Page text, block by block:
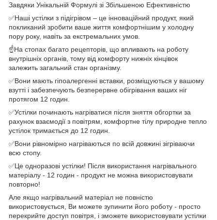
Завдяки Унікальній Формулі зі Збільшеною Ефективністю
✅Наші устілки з підігрівом – це інноваційний продукт, який
покликаний зробити ваше життя комфортнішим у холодну
пору року, навіть за екстремальних умов.
☝️На стопах багато рецепторів, що впливають на роботу
внутрішніх органів, тому від комфорту нижніх кінцівок
залежить загальний стан організму.
✅Вони мають гіпоалергенні вставки, розміщуються у вашому
взутті і забезпечують безперервне обігрівання ваших ніг
протягом 12 годин.
✅Устілки починають нагріватися після зняття обгортки за
рахунок взаємодії з повітрям, комфортне тілу природне тепло
устілок тримається до 12 годин.
✅Вони рівномірно нагріваються по всій довжині зігріваючи
всю стопу.
✅Це одноразові устілки! Після використання нагрівального
матеріалу - 12 годин - продукт не можна використовувати
повторно!
Але якщо нагрівальний матеріал не повністю
використовується, Ви можете зупинити його роботу - просто
перекрийте доступ повітря, і зможете використовувати устілки